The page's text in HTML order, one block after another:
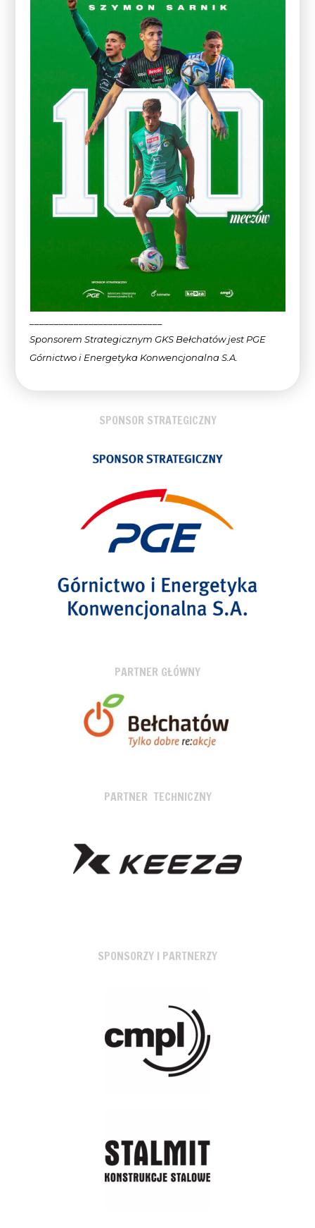
Sponsorem Strategicznym GKS Bełchatów jest PGE
Górnictwo i Energetyka Konwencjonalna S.A.
SPONSOR STRATEGICZNY
PARTNER GŁÓWNY
PARTNER TECHNICZNY
SPONSORZY I PARTNERZY